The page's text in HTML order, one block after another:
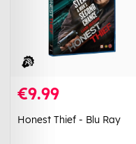
€9.99
Honest Thief - Blu Ray